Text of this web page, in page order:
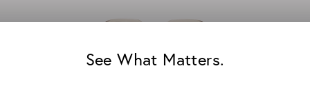
See What Matters.